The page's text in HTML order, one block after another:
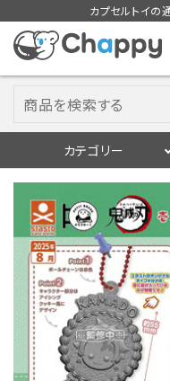
カプセルトイの
カテゴリー
入荷スケジュ
カプセルトイマシ
カプセルトイ